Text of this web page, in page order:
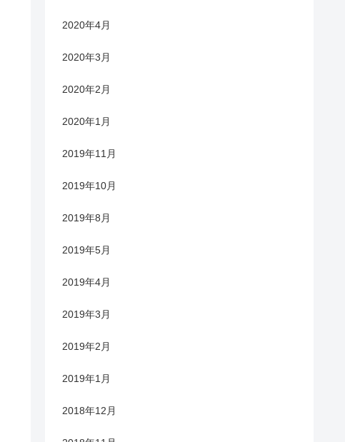
2020年4月
2020年3月
2020年2月
2020年1月
2019年11月
2019年10月
2019年8月
2019年5月
2019年4月
2019年3月
2019年2月
2019年1月
2018年12月